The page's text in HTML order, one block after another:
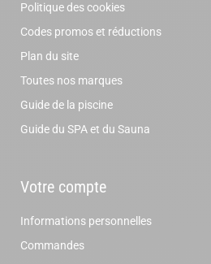
Politique des cookies
Codes promos et réductions
Plan du site
Toutes nos marques
Guide de la piscine
Guide du SPA et du Sauna
Votre compte
Informations personnelles
Commandes